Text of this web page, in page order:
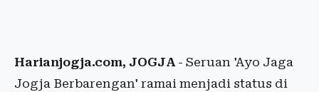
Harianjogja.com, JOGJA- Seruan 'Ayo Jaga
Jogja Berbarengan' ramai menjadi status di